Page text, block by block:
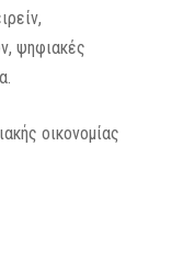
ψηφιακές
οικονομίας